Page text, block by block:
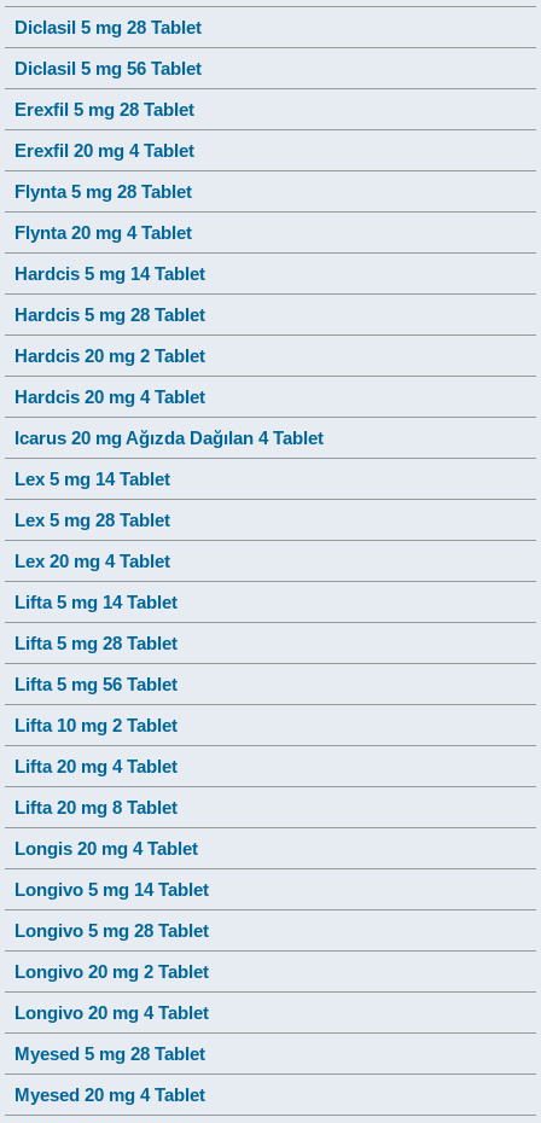
Diclasil 5 mg 28 Tablet
Diclasil 5 mg 56 Tablet
Erexfil 5 mg 28 Tablet
Erexfil 20 mg 4 Tablet
Flynta 5 mg 28 Tablet
Flynta 20 mg 4 Tablet
Hardcis 5 mg 14 Tablet
Hardcis 5 mg 28 Tablet
Hardcis 20 mg 2 Tablet
Hardcis 20 mg 4 Tablet
Icarus 20 mg Ağızda Dağılan 4 Tablet
Lex 5 mg 14 Tablet
Lex 5 mg 28 Tablet
Lex 20 mg 4 Tablet
Lifta 5 mg 14 Tablet
Lifta 5 mg 28 Tablet
Lifta 5 mg 56 Tablet
Lifta 10 mg 2 Tablet
Lifta 20 mg 4 Tablet
Lifta 20 mg 8 Tablet
Longis 20 mg 4 Tablet
Longivo 5 mg 14 Tablet
Longivo 5 mg 28 Tablet
Longivo 20 mg 2 Tablet
Longivo 20 mg 4 Tablet
Myesed 5 mg 28 Tablet
Myesed 20 mg 4 Tablet